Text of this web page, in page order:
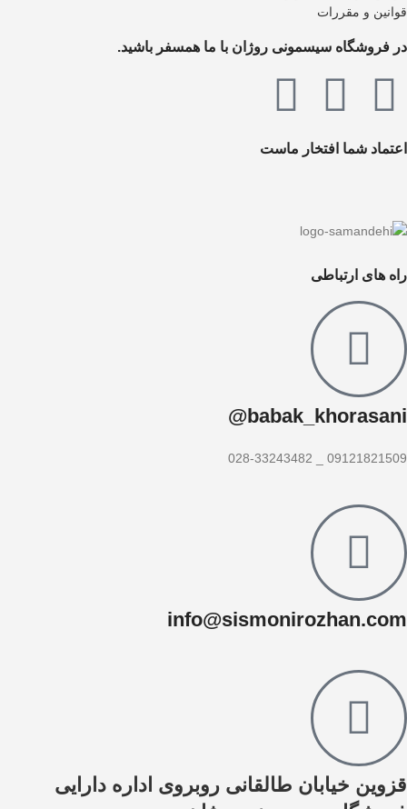
قوانین و مقررات
در فروشگاه سیسمونی روژان با ما همسفر باشید.
اعتماد شما افتخار ماست
راه های ارتباطی
babak_khorasani@
09121821509 _ 028-33243482
info@sismonirozhan.com
قزوین خیابان طالقانی روبروی اداره دارایی